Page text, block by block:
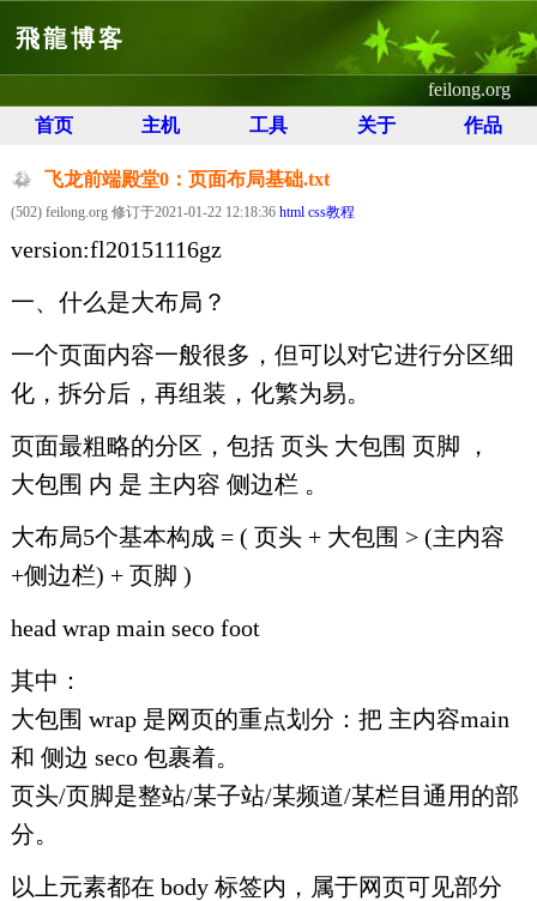
飛龍博客
feilong.org
首页
主机 工具 关于 作品
飞龙前端殿堂0：页面布局基础.txt
(502) feilong.org 修订于2021-01-22 12:18:36 html css教程
version:fl20151116gz
一、什么是大布局？
一个页面内容一般很多，但可以对它进行分区细
化，拆分后，再组装，化繁为易。
页面最粗略的分区，包括 页头 大包围 页脚 ，
大包围 内 是 主内容 侧边栏 。
大布局5个基本构成 = ( 页头 + 大包围 > (主内容
+侧边栏) + 页脚 )
head wrap main seco foot
其中：
大包围 wrap 是网页的重点划分：把 主内容main
和 侧边 seco 包裹着。
页头/页脚是整站/某子站/某频道/某栏目通用的部
分。
以上元素都在 body 标签内，属于网页可见部分